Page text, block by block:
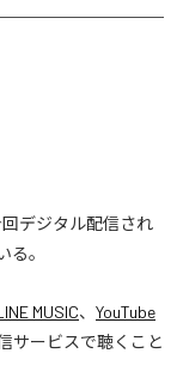
回デジタル配信され
る。
MUSIC、 YouTube
サービスで聴くこと